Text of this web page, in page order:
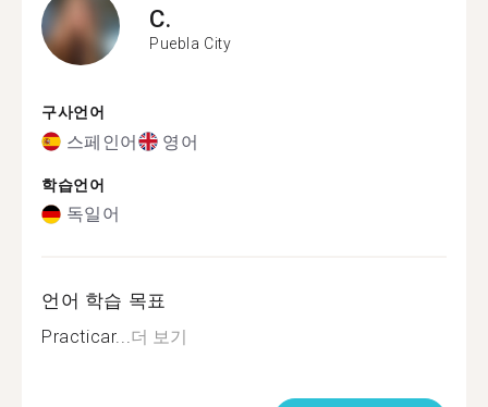
C.
Puebla City
구사언어
스페인어 영어
학습언어
독일어
언어 학습 목표
Practicar...더 보기